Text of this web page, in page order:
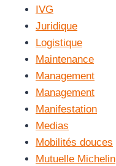
IVG
Juridique
Logistique
Maintenance
Management
Management
Manifestation
Medias
Mobilités douces
Mutuelle Michelin